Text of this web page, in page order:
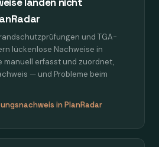
und TGA-
lückenlose Nachweise in
manuell erfasst und zuordnet,
— und Probleme beim
in PlanRadar